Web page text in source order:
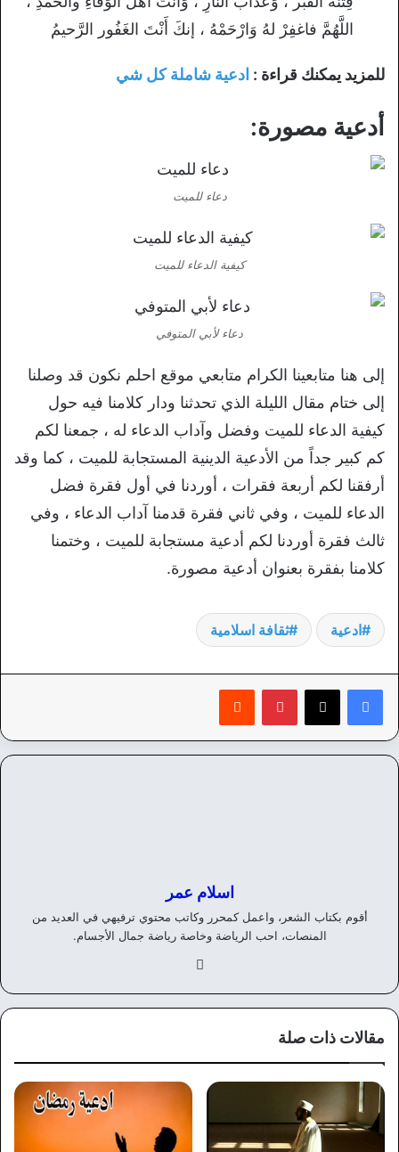
اللَّهُمَّ فاغفِرْ لهُ وَارْحَمْهُ ، إنكَ أَنْتَ الغَفُور الرَّحيمُ
للمزيد يمكنك قراءة : ادعية شاملة كل شي
أدعية مصورة:
دعاء للميت
كيفية الدعاء للميت
دعاء لأبي المتوفي
إلى هنا متابعينا الكرام متابعي موقع احلم نكون قد وصلنا
إلى ختام مقال الليلة الذي تحدثنا ودار كلامنا فيه حول
كيفية الدعاء للميت وفضل وآداب الدعاء له ، جمعنا لكم
كم كبير جداً من الأدعية الدينية المستجابة للميت ، كما وقد
أرفقنا لكم أربعة فقرات ، أوردنا في أول فقرة فضل
الدعاء للميت ، وفي ثاني فقرة قدمنا آداب الدعاء ، وفي
ثالث فقرة أوردنا لكم أدعية مستجابة للميت ، وختمنا
كلامنا بفقرة بعنوان أدعية مصورة.
ادعية ثقافة اسلامية
بينتيريست
اسلام عمر
أقوم بكتاب الشعر، واعمل كمحرر وكاتب محتوي ترفيهي في العديد من
المنصات، احب الرياضة وخاصة رياضة جمال الأجسام.
وك
مقالات ذات صلة